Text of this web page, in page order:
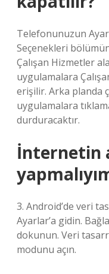
Telefonunuzun
Seçenekleri
Çalışan Hizmetler
uygulamalara
erişilir. Arka planda
uygulamalara
durduracaktır.
İnternetin
3. Android’de veri
Ayarlar’a gidin.
dokunun. Veri
modunu açın.